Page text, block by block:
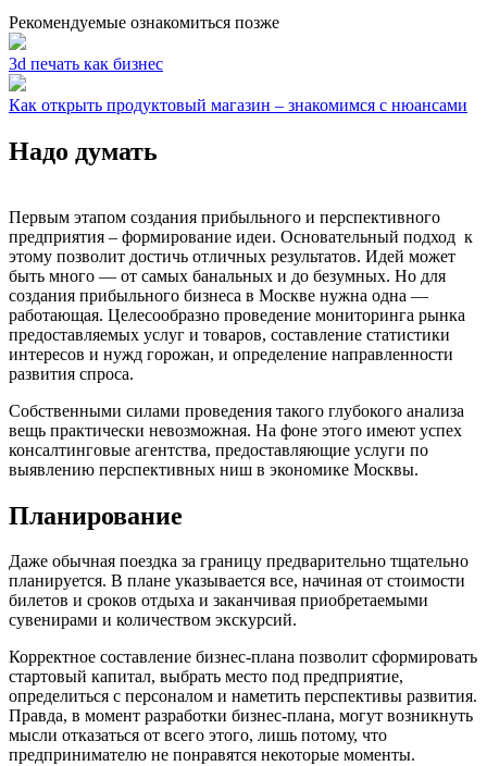
Рекомендуемые ознакомиться позже
3d печать как бизнес
Как открыть продуктовый магазин – знакомимся с нюансами
Надо думать
Первым этапом создания прибыльного и перспективного
предприятия – формирование идеи. Основательный подход к
этому позволит достичь отличных результатов. Идей может
быть много — от самых банальных и до безумных. Но для
создания прибыльного бизнеса в Москве нужна одна —
работающая. Целесообразно проведение мониторинга рынка
предоставляемых услуг и товаров, составление статистики
интересов и нужд горожан, и определение направленности
развития спроса.
Собственными силами проведения такого глубокого анализа
вещь практически невозможная. На фоне этого имеют успех
консалтинговые агентства, предоставляющие услуги по
выявлению перспективных ниш в экономике Москвы.
Планирование
Даже обычная поездка за границу предварительно тщательно
планируется. В плане указывается все, начиная от стоимости
билетов и сроков отдыха и заканчивая приобретаемыми
сувенирами и количеством экскурсий.
Корректное составление бизнес-плана позволит сформировать
стартовый капитал, выбрать место под предприятие,
определиться с персоналом и наметить перспективы развития.
Правда, в момент разработки бизнес-плана, могут возникнуть
мысли отказаться от всего этого, лишь потому, что
предпринимателю не понравятся некоторые моменты.